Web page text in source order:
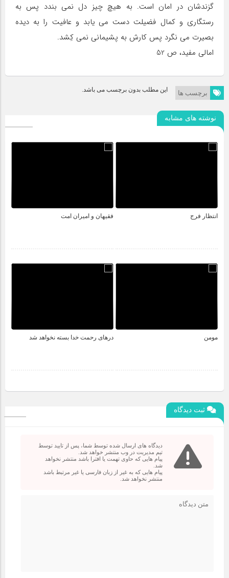
گزندشان در امان است. به هيچ چيز دل نمى ‏بندد پس به
رستگارى و كمال فضيلت دست مى ‏يابد و عافيت را به ديده
بصيرت مى ‏نگرد پس كارش به پشيمانى نمى‏ كِشد.
امالى مفيد، ص 52
برچسب ها این مطلب بدون برچسب می باشد.
نوشته های مشابه
انتظار فرج فقیهان و امیران امت
مومن درهای رحمت خدا بسته نخواهد شد
ثبت دیدگاه
دیدگاه های ارسال شده توسط شما، پس از تایید توسط
تیم مدیریت در وب منتشر خواهد شد.
پیام هایی که حاوی تهمت یا افترا باشد منتشر نخواهد
شد.
پیام هایی که به غیر از زبان فارسی یا غیر مرتبط باشد
منتشر نخواهد شد.